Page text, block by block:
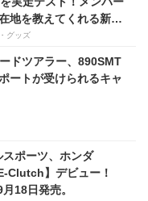
地を教えてくれる新型
カムがめっちゃ便利な３
グッズ
ドツアラー、890SMT
ートが受けられるキャ
ポーツ、ホンダ
Clutch】デビュー！
18日発売。